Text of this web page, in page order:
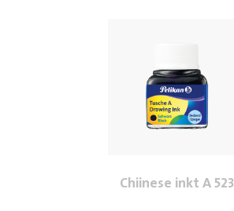
Chiinese inkt A 523